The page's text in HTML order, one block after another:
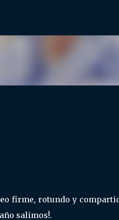
firme, rotundo y
salimos!.